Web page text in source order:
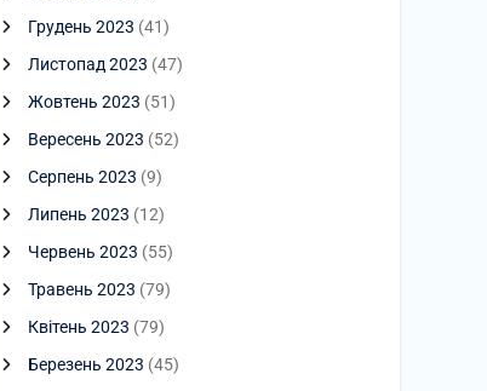
Грудень 2023 (41)
Листопад 2023 (47)
Жовтень 2023 (51)
Вересень 2023 (52)
Серпень 2023 (9)
Липень 2023 (12)
Червень 2023 (55)
Травень 2023 (79)
Квітень 2023 (79)
Березень 2023 (45)